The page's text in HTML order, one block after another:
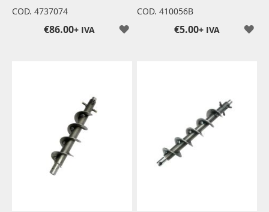
COD. 4737074
+ IVA
€86.00
COD. 410056B
+ IVA
€5.00